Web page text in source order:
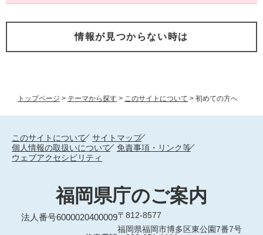
トップページ > テーマから探す > このサイトについて > 初めての方へ
情報が見つからない時は
このサイトについて
サイトマップ
個人情報の取扱いについて
免責事項・リンク等
ウェブアクセシビリティ
福岡県庁のご案内
法人番号6000020400009〒812-8577
福岡県福岡市博多区東公園7番7号